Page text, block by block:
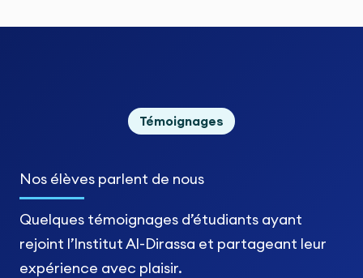
Témoignages
Nos élèves parlent de nous
Quelques témoignages d’étudiants ayant
rejoint l’Institut Al-Dirassa et partageant leur
expérience avec plaisir.